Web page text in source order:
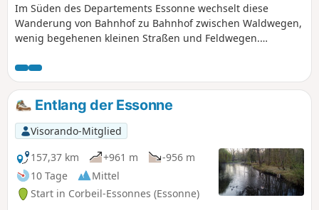
Im Süden des Departements Essonne wechselt diese
Wanderung von Bahnhof zu Bahnhof zwischen Waldwegen,
wenig begehenen kleinen Straßen und Feldwegen.
Mühle, Kirchen, Schloss und einen Polierstein aus der
Jungsteinzeit.
Entlang der Essonne
Visorando-Mitglied
157,37 km
+961 m
-956 m
10 Tage
Mittel
Start in Corbeil-Essonnes (Essonne)